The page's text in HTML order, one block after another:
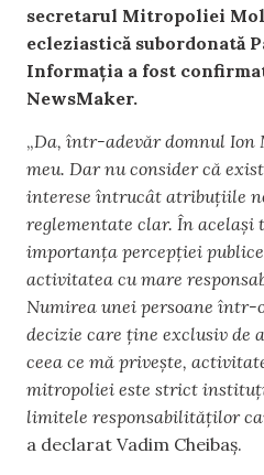
secretarul Mitropoliei
ecleziastică subordonată
Informația a fost
NewsMaker.
„Da, într-adevăr domnul Ion
meu. Dar nu consider că
interese întrucât atribuțiile
reglementate clar. În același
importanța percepției
activitatea cu mare
Numirea unei persoane într-
decizie care ține exclusiv de
ceea ce mă privește,
mitropoliei este strict
limitele responsabilităților
a declarat Vadim Cheibaș.